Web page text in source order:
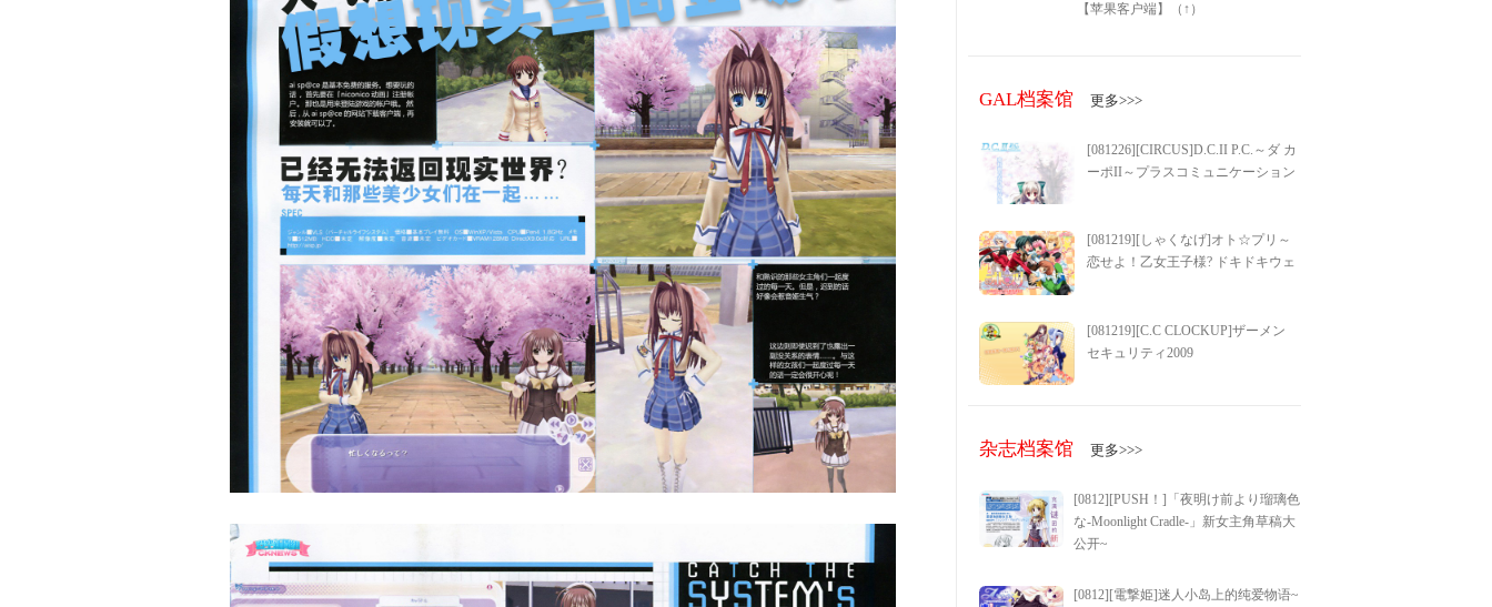
【苹果客户端】（↑）
GAL档案馆 更多>>>
[081226][CIRCUS]D.C.II P.C.～ダ カ
ーポII～プラスコミュニケーション
[081219][しゃくなげ]オト☆プリ～
恋せよ！乙女王子様? ドキドキウェ
[081219][C.C CLOCKUP]ザーメン
セキュリティ2009
杂志档案馆 更多>>>
[0812][PUSH！]「夜明け前より瑠璃色
な-Moonlight Cradle-」新女主角草稿大
公开~
[0812][電撃姫]迷人小岛上的纯爱物语~